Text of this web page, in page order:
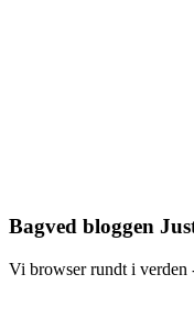
Bagved bloggen
Vi browser rundt i verden